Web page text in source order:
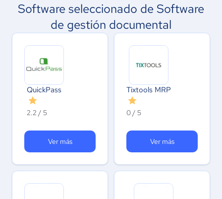
Software seleccionado de Software
de gestión documental
QuickPass
2.2 / 5
Ver más
Tixtools MRP
0 / 5
Ver más